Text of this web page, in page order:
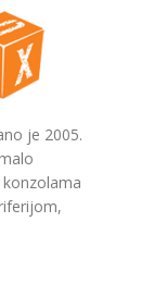
je 2005.